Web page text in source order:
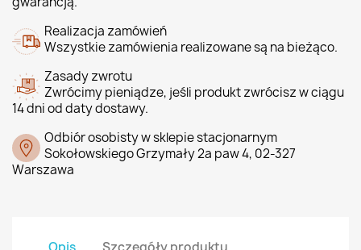
Realizacja zamówień
Wszystkie zamówienia realizowane są na bieżąco.
Zasady zwrotu
Zwrócimy pieniądze, jeśli produkt zwrócisz w ciągu
14 dni od daty dostawy.
Odbiór osobisty w sklepie stacjonarnym
Sokołowskiego Grzymały 2a paw 4, 02-327
Warszawa